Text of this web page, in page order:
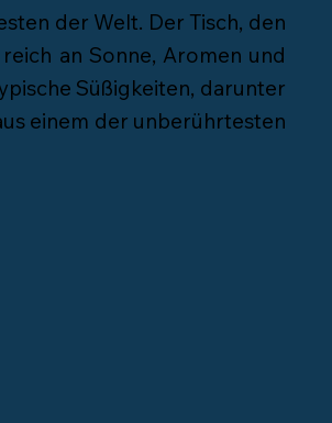
der Welt. Der Tisch, den
an Sonne, Aromen und
Süßigkeiten, darunter
einem der unberührtesten